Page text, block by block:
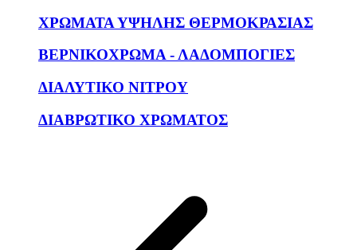
ΧΡΩΜΑΤΑ ΥΨΗΛΗΣ ΘΕΡΜΟΚΡΑΣΙΑΣ
ΒΕΡΝΙΚΟΧΡΩΜΑ - ΛΑΔΟΜΠΟΓΙΕΣ
ΔΙΑΛΥΤΙΚΟ ΝΙΤΡΟΥ
ΔΙΑΒΡΩΤΙΚΟ ΧΡΩΜΑΤΟΣ